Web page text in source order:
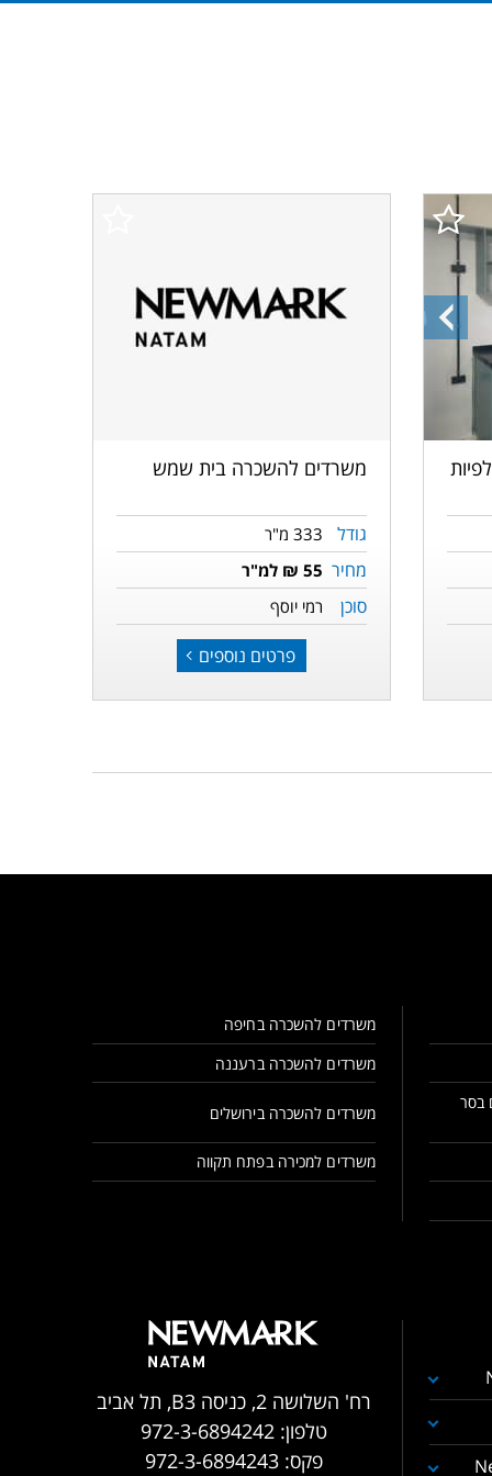
התמונה
משרדים להשכרה בית שמש
גודל 333 מ"ר
מחיר 55 ₪ למ"ר
סוכן רמי יוסף
פרטים נוספים
משרדים להשכרה בחיפה
משרדים להשכרה ברעננה
בסר
משרדים להשכרה בירושלים
משרדים למכירה בפתח תקווה
רח' השלושה 2, כניסה B3, תל אביב
טלפון:972-3-6894242
פקס:972-3-6894243